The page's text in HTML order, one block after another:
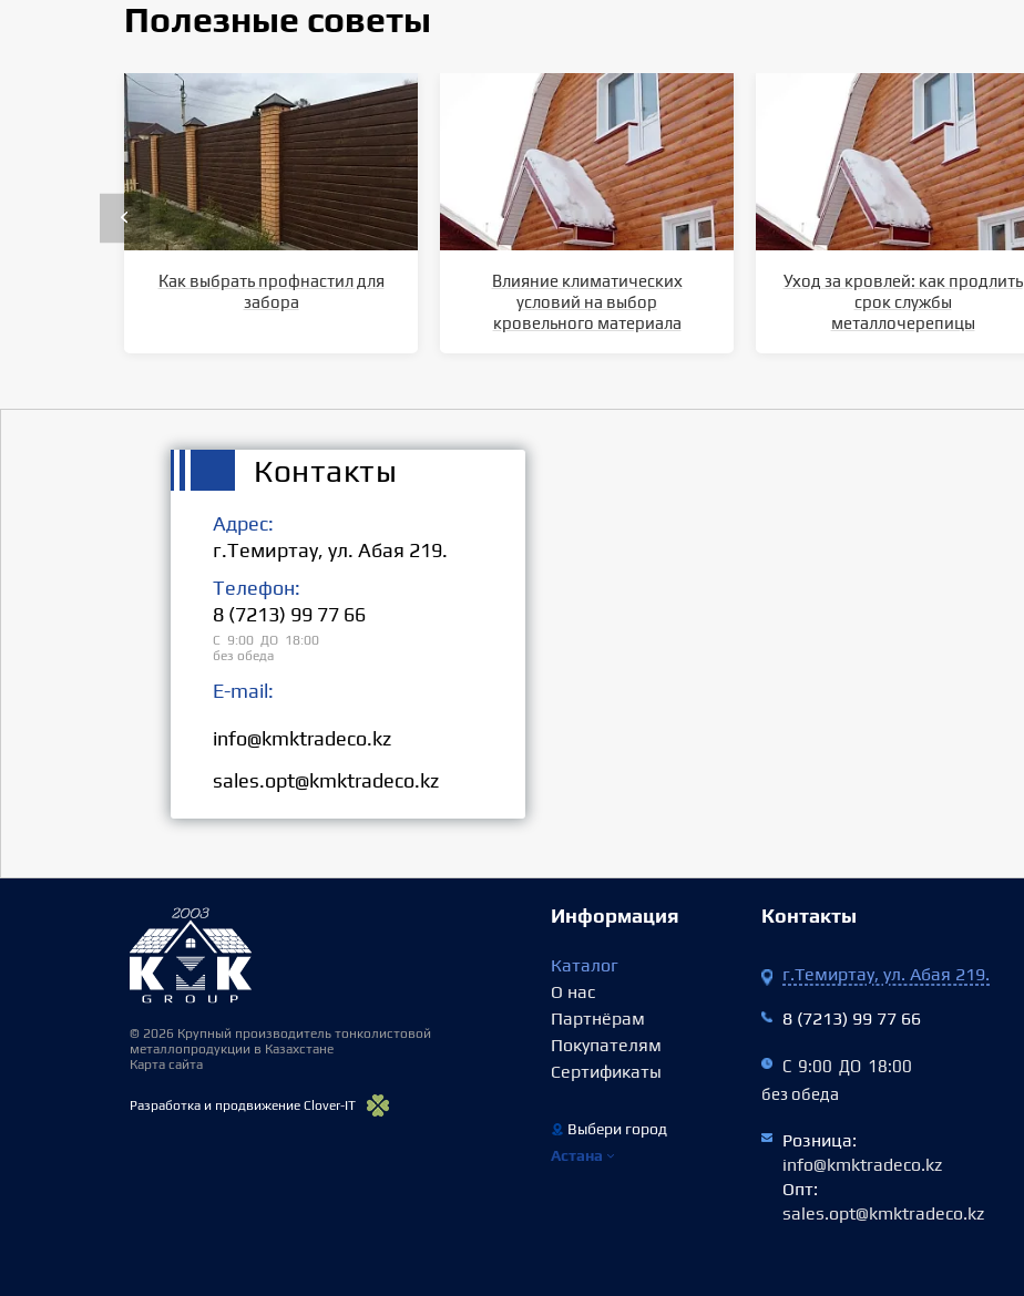
Полезные советы
Как выбрать профнастил для
забора
Влияние климатических
условий на выбор
кровельного материала
Уход за кровлей: как продлить
срок службы
металлочерепицы
Контакты
Адрес:
г.Темиртау, ул. Абая 219.
Телефон:
8 (7213) 99 77 66
С 9:00 ДО 18:00
без обеда
E-mail:
info@kmktradeco.kz
sales.opt@kmktradeco.kz
© 2026 Крупный производитель тонколистовой
металлопродукции в Казахстане
Карта сайта
Разработка и продвижение Clover-IT
Информация
Каталог
О нас
Партнёрам
Покупателям
Сертификаты
Выбери город
Астана
Контакты
г.Темиртау, ул. Абая 219.
8 (7213) 99 77 66
С 9:00 ДО 18:00
без обеда
Розница:
info@kmktradeco.kz
Опт:
sales.opt@kmktradeco.kz